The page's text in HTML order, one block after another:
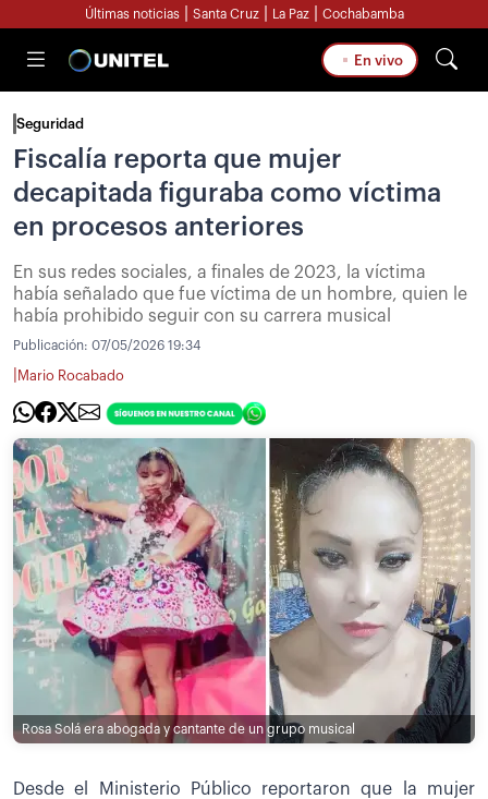
Últimas noticias Santa Cruz La Paz Cochabamba
En vivo
Seguridad
Fiscalía reporta que mujer
decapitada figuraba como víctima
en procesos anteriores
En sus redes sociales, a finales de 2023, la víctima
había señalado que fue víctima de un hombre, quien le
había prohibido seguir con su carrera musical
Publicación: 07/05/2026 19:34
Mario Rocabado
Rosa Solá era abogada y cantante de un grupo musical
Desde el Ministerio Público reportaron que la mujer